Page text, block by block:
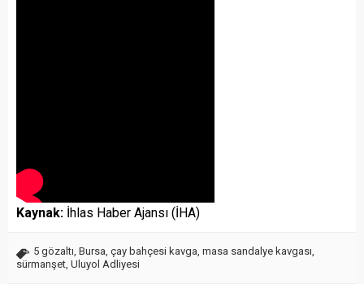
Kaynak: İhlas Haber Ajansı (İHA)
5 gözaltı, Bursa, çay bahçesi kavga, masa sandalye kavgası,
sürmanşet, Uluyol Adliyesi